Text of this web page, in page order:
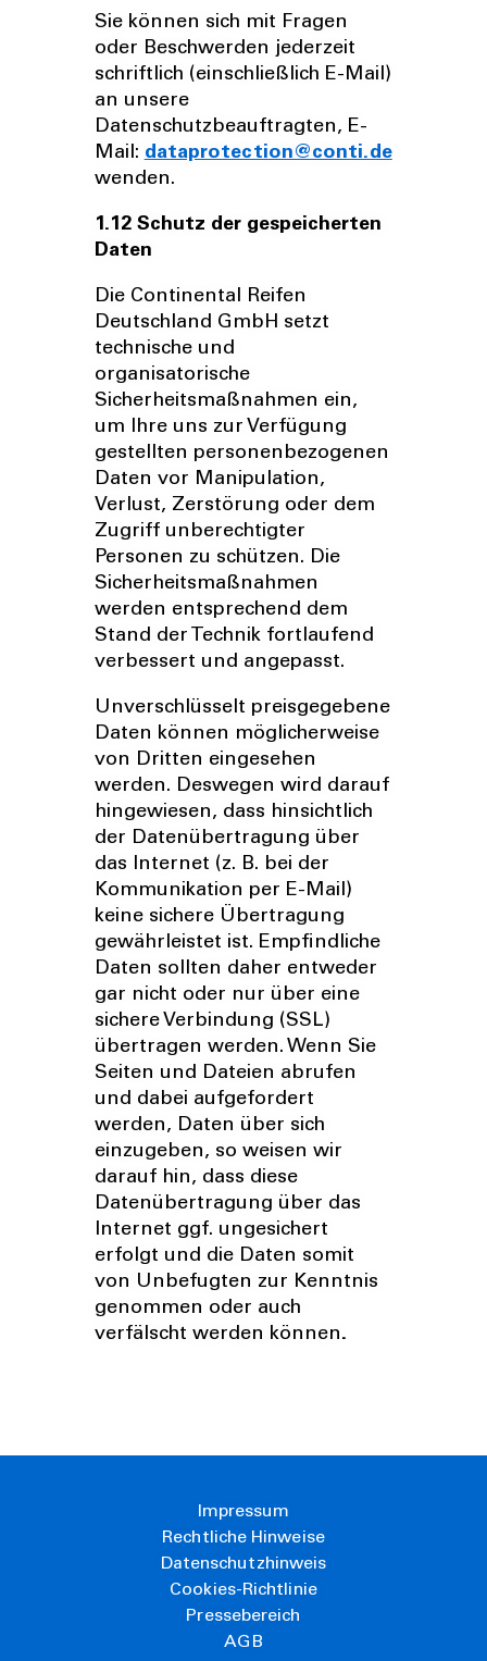
Sie können sich mit Fragen
oder Beschwerden jederzeit
schriftlich (einschließlich E-Mail)
an unsere
Datenschutzbeauftragten, E-
Mail: dataprotection@conti.de
wenden.
1.12 Schutz der gespeicherten
Daten
Die Continental Reifen
Deutschland GmbH setzt
technische und
organisatorische
Sicherheitsmaßnahmen ein,
um Ihre uns zur Verfügung
gestellten personenbezogenen
Daten vor Manipulation,
Verlust, Zerstörung oder dem
Zugriff unberechtigter
Personen zu schützen. Die
Sicherheitsmaßnahmen
werden entsprechend dem
Stand der Technik fortlaufend
verbessert und angepasst.
Unverschlüsselt preisgegebene
Daten können möglicherweise
von Dritten eingesehen
werden. Deswegen wird darauf
hingewiesen, dass hinsichtlich
der Datenübertragung über
das Internet (z. B. bei der
Kommunikation per E-Mail)
keine sichere Übertragung
gewährleistet ist. Empfindliche
Daten sollten daher entweder
gar nicht oder nur über eine
sichere Verbindung (SSL)
übertragen werden. Wenn Sie
Seiten und Dateien abrufen
und dabei aufgefordert
werden, Daten über sich
einzugeben, so weisen wir
darauf hin, dass diese
Datenübertragung über das
Internet ggf. ungesichert
erfolgt und die Daten somit
von Unbefugten zur Kenntnis
genommen oder auch
verfälscht werden können.
Impressum
Rechtliche Hinweise
Datenschutzhinweis
Cookies-Richtlinie
Pressebereich
AGB